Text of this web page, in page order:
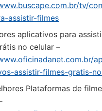
tv/
assistir-filmes
aplicativos para
no celular –
assistir-filmes-gratis-
Plataformas de